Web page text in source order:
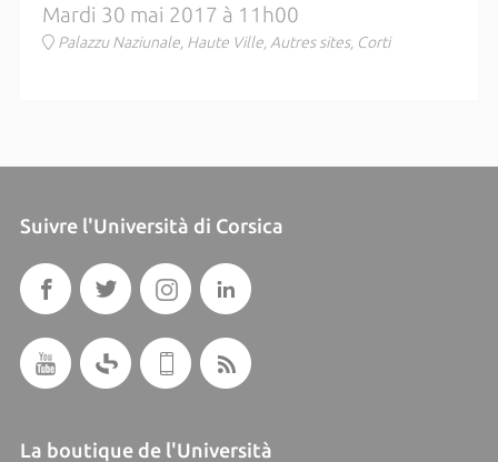
Mardi 30 mai 2017 à 11h00
Palazzu Naziunale, Haute Ville, Autres sites, Corti
Suivre l'Università di Corsica
La boutique de l'Università